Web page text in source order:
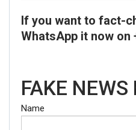
If you want to fact-
WhatsApp it now on
FAKE NEWS
Name